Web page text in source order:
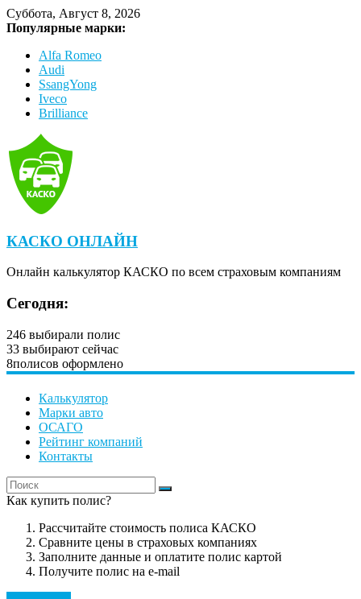
Суббота, Август 8, 2026
Популярные марки:
Alfa Romeo
Audi
SsangYong
Iveco
Brilliance
КАСКО ОНЛАЙН
Онлайн калькулятор КАСКО по всем страховым компаниям
Сегодня:
246 выбирали полис
33 выбирают сейчас
8полисов оформлено
Калькулятор
Марки авто
ОСАГО
Рейтинг компаний
Контакты
Как купить полис?
Рассчитайте стоимость полиса КАСКО
Сравните цены в страховых компаниях
Заполните данные и оплатите полис картой
Получите полис на e-mail